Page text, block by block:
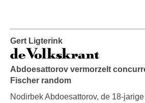
Gert Ligterink
Abdoesattorov vermorzelt
Fischer random
Nodirbek Abdoesattorov, de 18-